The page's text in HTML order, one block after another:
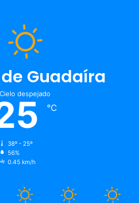
Guadaíra
Cielo despejado
℃
38º - 25º
56%
0.45 km/h